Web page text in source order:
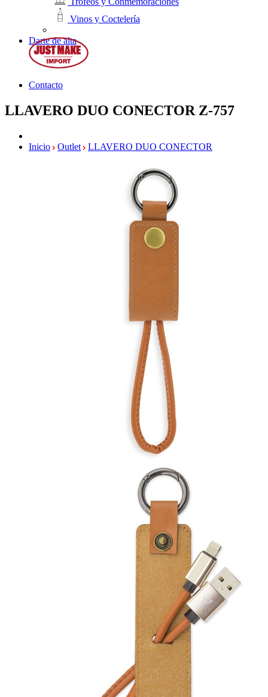
Vinos y Coctelería
Darte de alta
Contacto
LLAVERO DUO CONECTOR Z-757
Inicio Outlet LLAVERO DUO CONECTOR